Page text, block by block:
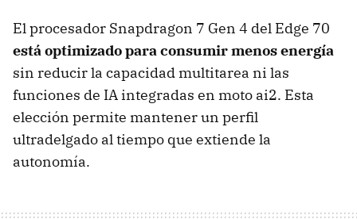
El procesador Snapdragon 7 Gen 4 del Edge 70
está optimizado para consumir menos energía
sin reducir la capacidad multitarea ni las
funciones de IA integradas en moto ai2. Esta
elección permite mantener un perfil
ultradelgado al tiempo que extiende la
autonomía.